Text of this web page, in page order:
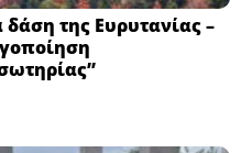
της Ευρυτανίας –